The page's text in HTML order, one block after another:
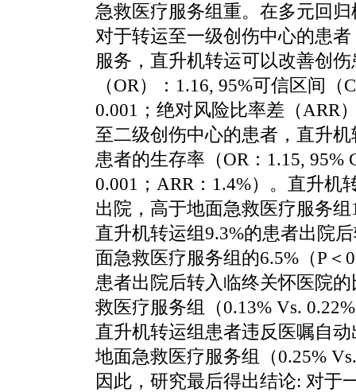
急救医疗服务组重。在多元回
对于转运至一级创伤中心的患
服务，直升机转运可以改善创
（OR）：1.16, 95%可信区间（
0.001；绝对风险比率差（ARR
至二级创伤中心的患者，直升
患者的生存率（OR：1.15, 95%
0.001；ARR：1.4%）。直升机
出院，高于地面急救医疗服务组
直升机转运组9.3%的患者出院
面急救医疗服务组的6.5%（P＜
患者出院后转入临终关怀医院
救医疗服务组（0.13% Vs.
直升机转运组患者违反医嘱自
地面急救医疗服务组（0.25%
因此，研究最后得出结论: 对于